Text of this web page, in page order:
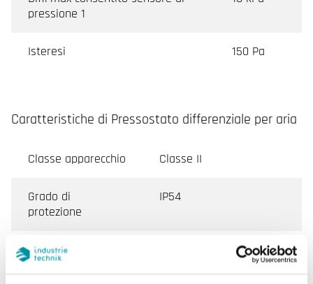
pressione 1
Isteresi 150 Pa
Caratteristiche di Pressostato differenziale per aria
Classe apparecchio Classe II
Grado di
protezione
IP54
Umidità ambiente
(senza condensa)